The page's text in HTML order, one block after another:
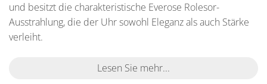
und besitzt die charakteristische Everose Rolesor-
Ausstrahlung, die der Uhr sowohl Eleganz als auch Stärke
verleiht.
Lesen Sie mehr...